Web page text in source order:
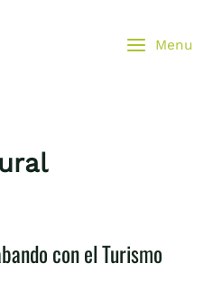
Menu
con el Turismo